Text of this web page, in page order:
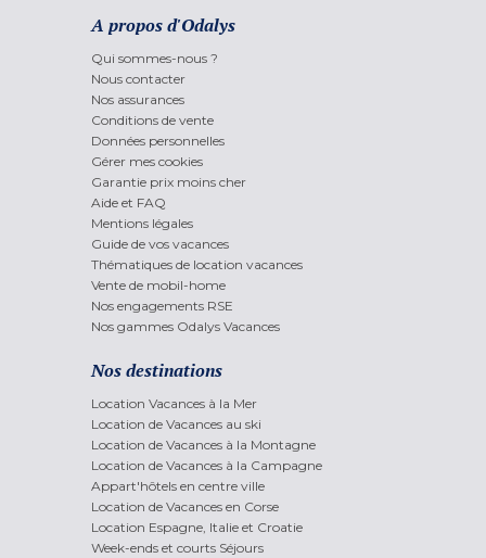
A propos d'Odalys
Qui sommes-nous ?
Nous contacter
Nos assurances
Conditions de vente
Données personnelles
Gérer mes cookies
Garantie prix moins cher
Aide et FAQ
Mentions légales
Guide de vos vacances
Thématiques de location vacances
Vente de mobil-home
Nos engagements RSE
Nos gammes Odalys Vacances
Nos destinations
Location Vacances à la Mer
Location de Vacances au ski
Location de Vacances à la Montagne
Location de Vacances à la Campagne
Appart'hôtels en centre ville
Location de Vacances en Corse
Location Espagne, Italie et Croatie
Week-ends et courts Séjours